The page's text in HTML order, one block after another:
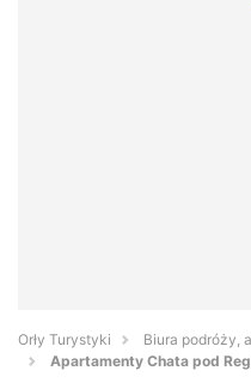
Orły Turystyki
Biura podróży,
Apartamenty Chata pod